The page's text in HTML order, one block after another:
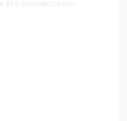
Aire Acondicionado